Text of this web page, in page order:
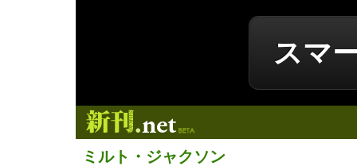
スマ
ミルト・ジャクソン